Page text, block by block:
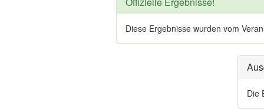
Diese Ergebnisse wurden vom
Die